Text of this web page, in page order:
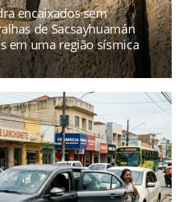
encaixados sem
de Sacsayhuamán
em uma região sísmica